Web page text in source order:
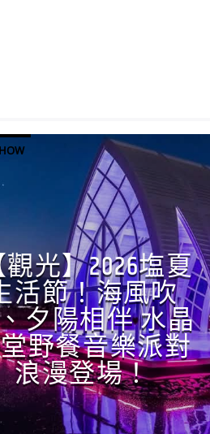
光】2026塩夏
活節！海風吹
夕陽相伴 水晶
野餐音樂派對
浪漫登場！